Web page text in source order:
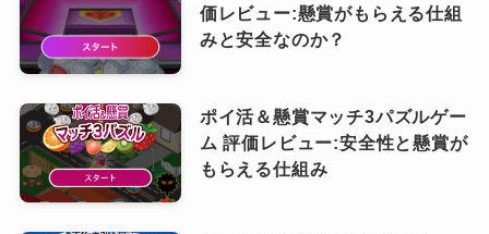
価レビュー:懸賞がもらえる仕組
みと安全なのか？
ポイ活＆懸賞マッチ3パズルゲー
ム 評価レビュー:安全性と懸賞が
もらえる仕組み